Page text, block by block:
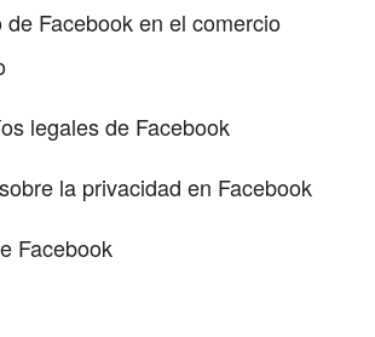
de Facebook en el comercio
legales de Facebook
la privacidad en Facebook
Facebook